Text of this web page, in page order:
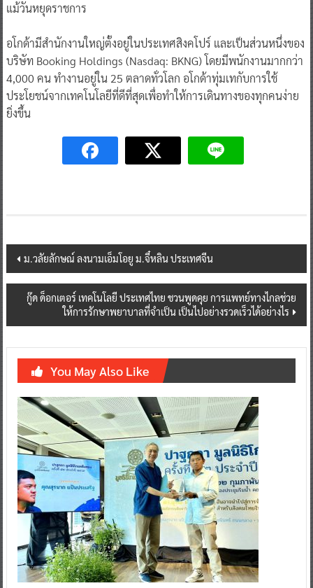
แม้วันหยุดราชการ
อโกด้ามีสำนักงานใหญ่ตั้งอยู่ในประเทศสิงคโปร์ และเป็นส่วนหนึ่งของ
บริษัท Booking Holdings (Nasdaq: BKNG) โดยมีพนักงานมากกว่า
4,000 คน ทำงานอยู่ใน 25 ตลาดทั่วโลก อโกด้าทุ่มเทกับการใช้
ประโยชน์จากเทคโนโลยีที่ดีที่สุดเพื่อทำให้การเดินทางของทุกคนง่าย
ยิ่งขึ้น
Post
navigation
ม.วลัยลักษณ์ ลงนามเอ็มโอยู ม.จี๋หลิน ประเทศจีน
กู๊ด ด็อกเตอร์ เทคโนโลยี ประเทศไทย ชวนพูดคุย การแพทย์ทางไกลช่วย
ให้การรักษาพยาบาลที่จำเป็น เป็นไปอย่างรวดเร็วได้อย่างไร
You May Also Like